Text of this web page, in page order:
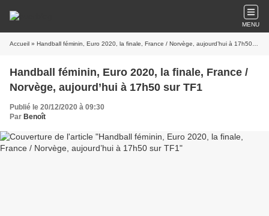
MENU
Accueil » Handball féminin, Euro 2020, la finale, France / Norvège, aujourd’hui à 17h50 sur TF1
Handball féminin, Euro 2020, la finale, France /
Norvège, aujourd’hui à 17h50 sur TF1
Publié le 20/12/2020 à 09:30
Par Benoît